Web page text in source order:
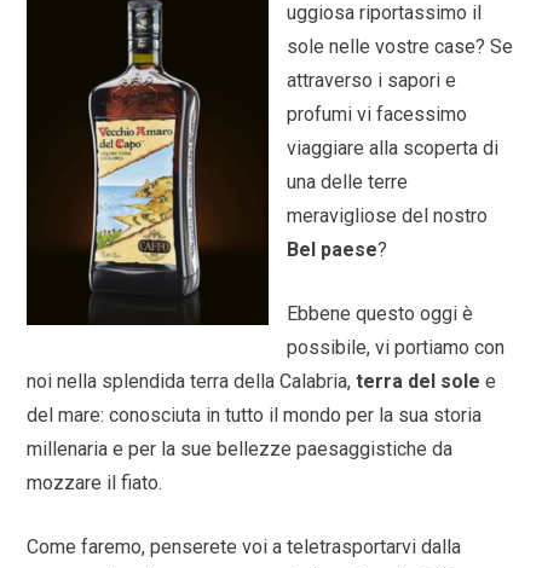
uggiosa riportassimo il
sole nelle vostre case? Se
attraverso i sapori e
profumi vi facessimo
viaggiare alla scoperta di
una delle terre
meravigliose del nostro
Bel paese?
Ebbene questo oggi è
possibile, vi portiamo con
noi nella splendida terra della Calabria,terra del sole e
del mare: conosciuta in tutto il mondo per la sua storia
millenaria e per la sue bellezze paesaggistiche da
mozzare il fiato.
Come faremo, penserete voi a teletrasportarvi dalla